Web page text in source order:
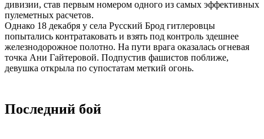
дивизии, став первым номером одного из самых эффективных
пулеметных расчетов.
Однако 18 декабря у села Русский Брод гитлеровцы
попытались контратаковать и взять под контроль здешнее
железнодорожное полотно. На пути врага оказалась огневая
точка Ани Гайтеровой. Подпустив фашистов поближе,
девушка открыла по супостатам меткий огонь.
Последний бой